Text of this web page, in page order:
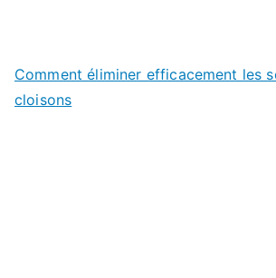
Comment éliminer efficacement les
cloisons